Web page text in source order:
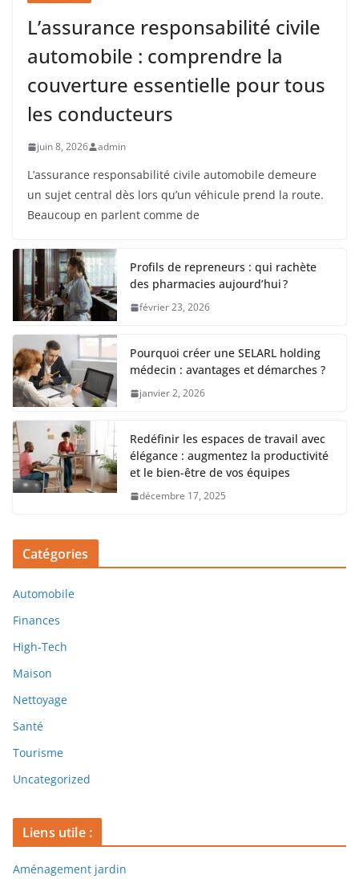
L’assurance responsabilité civile
automobile : comprendre la
couverture essentielle pour tous
les conducteurs
juin 8, 2026 admin
L’assurance responsabilité civile automobile demeure
un sujet central dès lors qu’un véhicule prend la route.
Beaucoup en parlent comme de
Profils de repreneurs : qui rachète
des pharmacies aujourd’hui ?
février 23, 2026
Pourquoi créer une SELARL holding
médecin : avantages et démarches ?
janvier 2, 2026
Redéfinir les espaces de travail avec
élégance : augmentez la productivité
et le bien-être de vos équipes
décembre 17, 2025
Catégories
Automobile
Finances
High-Tech
Maison
Nettoyage
Santé
Tourisme
Uncategorized
Liens utile :
Aménagement jardin